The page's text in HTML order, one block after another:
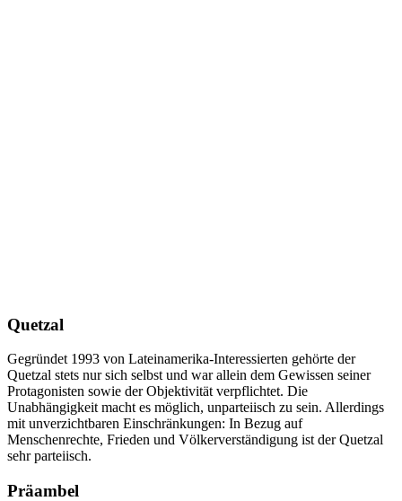
Quetzal
Gegründet 1993 von Lateinamerika-Interessierten gehörte der
Quetzal stets nur sich selbst und war allein dem Gewissen seiner
Protagonisten sowie der Objektivität verpflichtet. Die
Unabhängigkeit macht es möglich, unparteiisch zu sein. Allerdings
mit unverzichtbaren Einschränkungen: In Bezug auf
Menschenrechte, Frieden und Völkerverständigung ist der Quetzal
sehr parteiisch.
Präambel